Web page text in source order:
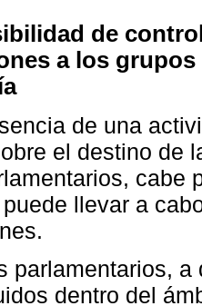
de
a los
de una
el destino de
cabe
llevar a
parlamentarios,
dentro del